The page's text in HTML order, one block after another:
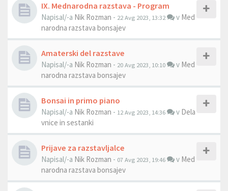
IX. Mednarodna razstava - Program
Napisal/-a Nik Rozman - 22 Avg 2023, 13:32 v Med
narodna razstava bonsajev
Amaterski del razstave
Napisal/-a Nik Rozman - 20 Avg 2023, 10:10 v Med
narodna razstava bonsajev
Bonsai in primo piano
Napisal/-a Nik Rozman - 12 Avg 2023, 14:36 v Dela
vnice in sestanki
Prijave za razstavljalce
Napisal/-a Nik Rozman - 07 Avg 2023, 19:46 v Med
narodna razstava bonsajev